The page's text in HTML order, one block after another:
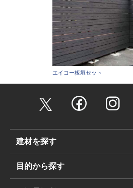
エイコー板垣セット
建材を探す
目的から探す